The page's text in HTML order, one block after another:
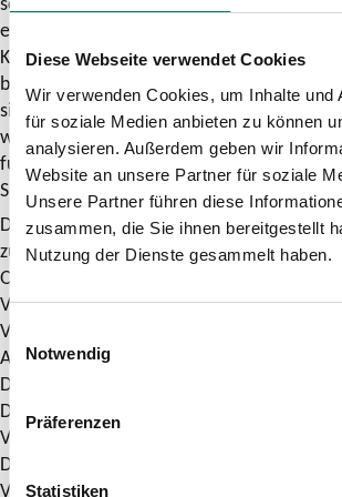
Diese Webseite verwendet Cookies
Wir verwenden Cookies, um Inhalte
für soziale Medien anbieten zu können
analysieren. Außerdem geben wir
Website an unsere Partner für soziale
Unsere Partner führen diese
zusammen, die Sie ihnen bereitgestellt
Nutzung der Dienste gesammelt haben.
Einwilligungsauswahl
Notwendig
Präferenzen
Statistiken
erhoben. Die Erhebung, Verarbeitung und
Kundendaten erfolgen nur, soweit diese für
bzw. Beantwortung der Anfrage/
sind. Die von Dir zur Verfügung gestellten
werden darüber hinaus genutzt, um
fundierte Aussagen zur Qualitäts- und
SPNV und ÖPNV treffen zu können.
Dein Einverständnis vorausgesetzt, leiten
zur Beantwortung gegebenenfalls an die
Organisationen (z. B. SPNV-/ÖPNV-
Verkehrsunternehmen,
Verkehrsverbünde) weiter. Sollte das
Ausnahmefall nicht zu Deiner
Du Dich an die „Schlichtungsstelle
Diese ist eine unabhängige Einrichtung der
Verbraucherzentrale Nordrhein-Westfalen,
Deutscher Verkehrsunternehmen und von
Verkehrsunternehmen aus NRW. Beachte